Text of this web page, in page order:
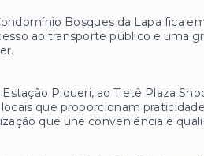
Bosques da Lapa fica
ao transporte público e uma
Piqueri, ao Tietê Plaza
que proporcionam
que une conveniência e